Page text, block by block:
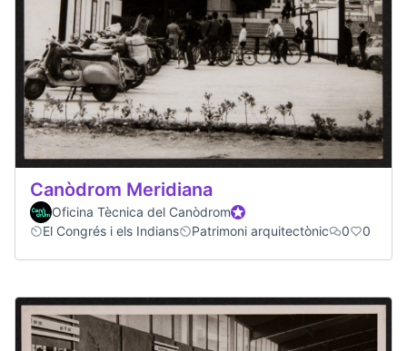
Canòdrom Meridiana
Oficina Tècnica del CanòdromParticipant oficial
El Congrés i els Indians
Patrimoni arquitectònic 0 0